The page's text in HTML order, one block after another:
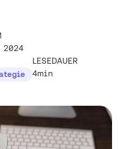
2024
LESEDAUER
4min